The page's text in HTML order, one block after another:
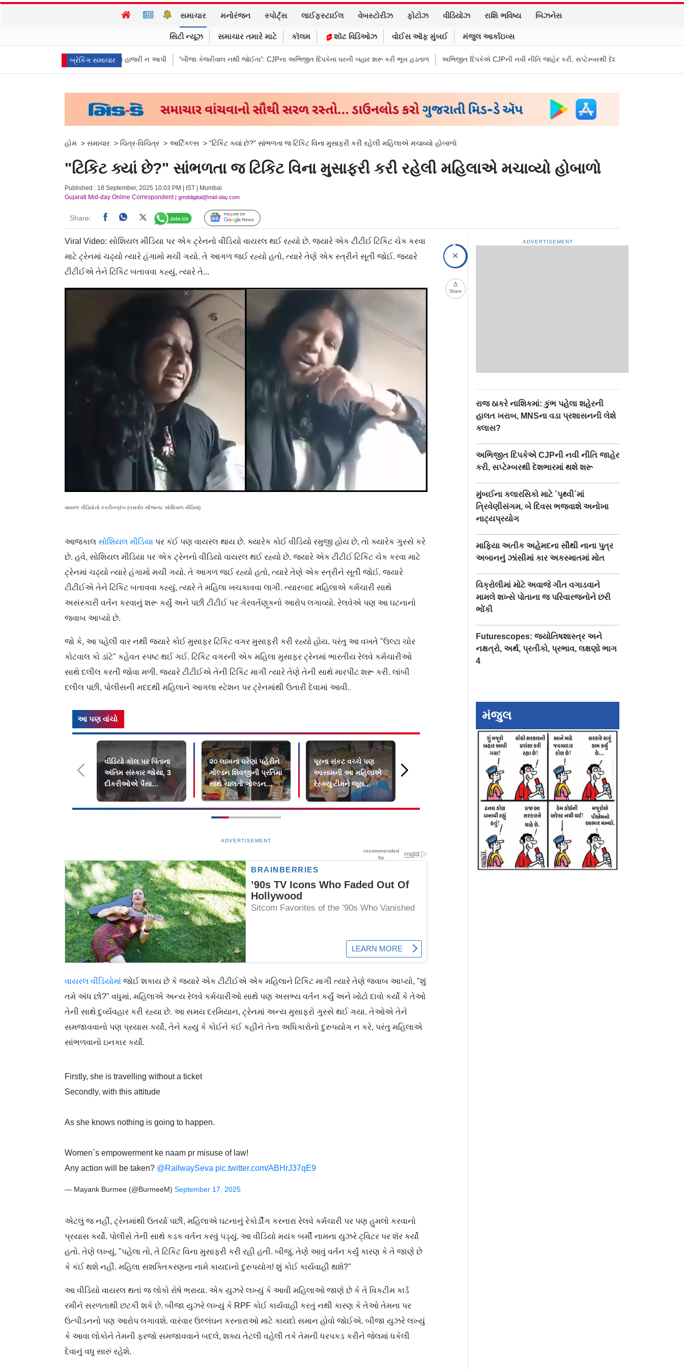
સમાચાર મનોરંજન સ્પોર્ટ્સ લાઈફસ્ટાઈલ વેબસ્ટોરીઝ ફોટોઝ વીડિયોઝ રાશિ ભવિષ્ય બિઝનેસ
સિટી ન્યૂઝ સમાચાર તમારે માટે કૉલમ શૉટ વિડિઓઝ વોઈસ ઑફ મુંબઈ મંજુલ આર્કાઇવ્સ
બ્રેકિંગ સમાચાર
પૈસા મોકલાવ્યા પણ હાજરી ન આપી “બીજા કેજરીવાલ નથી જોઈતા”: CJPના અભિજીત દિપકેના ઘરની બહાર શરૂ કરી ભૂખ હડતાળ અભિજીત દિપકેએ CJPની નવી નીતિ જાહેર કરી, સપ્ટેમ્બરથી દેશભારમાં થશે શરૂ
હોમ > સમાચાર > ચિત્ર-વિચિત્ર > આર્ટિકલ્સ > "ટિકિટ ક્યાં છે?" સાંભળતા જ ટિકિટ વિના મુસાફરી કરી રહેલી મહિલાએ મચાવ્યો હોબાળો
"ટિકિટ ક્યાં છે?" સાંભળતા જ ટિકિટ વિના મુસાફરી કરી રહેલી મહિલાએ મચાવ્યો હોબાળો
Published : 18 September, 2025 10:03 PM | IST | Mumbai
Gujarati Mid-day Online Correspondent| gmddigital@mid-day.com
Share: Follow Us
Viral Video: સોશિયલ મીડિયા પર એક ટ્રેનનો વીડિયો વાયરલ થઈ રહ્યો છે. જ્યારે એક ટીટીઈ ટિકિટ ચેક કરવા
માટે ટ્રેનમાં ચઢ્યો ત્યારે હંગામો મચી ગયો. તે આગળ જઈ રહ્યો હતો, ત્યારે તેણે એક સ્ત્રીને સૂતી જોઈ. જ્યારે
ટીટીઈએ તેને ટિકિટ બતાવવા કહ્યું, ત્યારે તે...
વાયરલ વીડિયોનો સ્ક્રીનગ્રૅબ (તસવીર સૌજન્ય: સોશિયલ મીડિયા)
આજકાલ સોશિયલ મીડિયા પર કંઈ પણ વાયરલ થાય છે. ક્યારેક કોઈ વીડિયો રમુજી હોય છે, તો ક્યારેક ગુસ્સે કરે
છે. હવે, સોશિયલ મીડિયા પર એક ટ્રેનનો વીડિયો વાયરલ થઈ રહ્યો છે. જ્યારે એક ટીટીઈ ટિકિટ ચેક કરવા માટે
ટ્રેનમાં ચઢ્યો ત્યારે હંગામો મચી ગયો. તે આગળ જઈ રહ્યો હતો, ત્યારે તેણે એક સ્ત્રીને સૂતી જોઈ. જ્યારે
ટીટીઈએ તેને ટિકિટ બતાવવા કહ્યું, ત્યારે તે મહિલા ખચકાવવા લાગી. ત્યારબાદ મહિલાએ કર્મચારી સાથે
અસંસ્કારી વર્તન કરવાનું શરૂ કર્યું અને પછી ટીટીઈ પર ગેરવર્તણૂકનો આરોપ લગાવ્યો. રેલવેએ પણ આ ઘટનાનો
જવાબ આપ્યો છે.
જો કે, આ પહેલી વાર નથી જ્યારે કોઈ મુસાફર ટિકિટ વગર મુસાફરી કરી રહ્યો હોય. પરંતુ આ વખતે "ઉલ્ટા ચોર
કોટવાલ કો ડાંટે" કહેવત સ્પષ્ટ થઈ ગઈ. ટિકિટ વગરની એક મહિલા મુસાફર ટ્રેનમાં ભારતીય રેલવે કર્મચારીઓ
સાથે દલીલ કરતી જોવા મળી. જ્યારે ટીટીઈએ તેની ટિકિટ માગી ત્યારે તેણે તેની સાથે મારપીટ શરૂ કરી. લાંબી
દલીલ પછી, પોલીસની મદદથી મહિલાને આગલા સ્ટેશન પર ટ્રેનમાંથી ઉતારી દેવામાં આવી.
આ પણ વાંચો
વીડિયો કૉલ પર પિતાના
અંતિમ સંસ્કાર જોયા, 3
દીકરીઓએ પૈસા
મોકલાવ્યા પણ હાજરી ન
આપી
૨૦ લાખનાં ઘરેણાં પહેરીને
ગોલ્ડન શિવજીની પ્રતિમા
સાથે ચાલતો ગોલ્ડન
કાવડિયો ફેમસ
પૂરના સંકટ વચ્ચે પણ
આસામની આ મહિલાએ
રેસ્ક્યુ ટીમને જૂસ
પીવડાવી
કોઈકે એવો ગૅસ છોડ્યો
કે બધા થિયેટરમાંથી ભાગી
આ યુવતીએ માથું કેમ
મૂંડાવી નાખ્યું?
ADVERTISEMENT
વાયરલ વીડિયોમાં જોઈ શકાય છે કે જ્યારે એક ટીટીઈએ એક મહિલાને ટિકિટ માગી ત્યારે તેણે જવાબ આપ્યો, "શું
તમે અંધ છો?" વધુમાં, મહિલાએ અન્ય રેલવે કર્મચારીઓ સાથે પણ અસભ્ય વર્તન કર્યું અને ખોટો દાવો કર્યો કે તેઓ
તેની સાથે દુર્વ્યવહાર કરી રહ્યા છે. આ સમય દરમિયાન, ટ્રેનમાં અન્ય મુસાફરો ગુસ્સે થઈ ગયા. તેઓએ તેને
સમજાવવાનો પણ પ્રયાસ કર્યો, તેને કહ્યું કે કોઈને કંઈ કહીને તેના અધિકારોનો દુરુપયોગ ન કરે, પરંતુ મહિલાએ
સાંભળવાનો ઇનકાર કર્યો.
Firstly, she is travelling without a ticket
Secondly, with this attitude
As she knows nothing is going to happen.
Women`s empowerment ke naam pr misuse of law!
Any action will be taken? @RailwaySeva pic.twitter.com/ABHrJ37qE9
— Mayank Burmee (@BurmeeM) September 17, 2025
એટલું જ નહીં, ટ્રેનમાંથી ઉતર્યા પછી, મહિલાએ ઘટનાનું રેકોર્ડીંગ કરનારા રેલવે કર્મચારી પર પણ હુમલો કરવાનો
પ્રયાસ કર્યો. પોલીસે તેની સાથે કડક વર્તન કરવું પડ્યું. આ વીડિયો મયંક બર્મી નામના યુઝરે ટ્વિટર પર શૅર કર્યો
હતો. તેણે લખ્યું, "પહેલા તો, તે ટિકિટ વિના મુસાફરી કરી રહી હતી. બીજું, તેણે આવું વર્તન કર્યું કારણ કે તે જાણે છે
કે કંઈ થશે નહીં. મહિલા સશક્તિકરણના નામે કાયદાનો દુરુપયોગ! શું કોઈ કાર્યવાહી થશે?"
આ વીડિયો વાયરલ થતાં જ લોકો રોષે ભરાયા. એક યુઝરે લખ્યું કે આવી મહિલાઓ જાણે છે કે તે વિકટીમ કાર્ડ
રમીને સરળતાથી છટકી શકે છે. બીજા યુઝરે લખ્યું કે RPF કોઈ કાર્યવાહી કરતું નથી કારણ કે તેઓ તેમના પર
ઉત્પીડનનો પણ આરોપ લગાવશે. વારંવાર ઉલ્લંઘન કરનારાઓ માટે કાયદો સમાન હોવો જોઈએ. બીજા યુઝરે લખ્યું
કે આવા લોકોને તેમની ફરજો સમજાવવાને બદલે, શક્ય તેટલી વહેલી તકે તેમની ધરપકડ કરીને જેલમાં ધકેલી
દેવાનું વધુ સારું રહેશે.
Share
ADVERTISEMENT
રાજ ઠાકરે નાશિકમાં: કુંભ પહેલા શહેરની
હાલત ખરાબ, MNSના વડા પ્રશાસનની લેશે
ક્લાસ?
અભિજીત દિપકેએ CJPની નવી નીતિ જાહેર
કરી, સપ્ટેમ્બરથી દેશભારમાં થશે શરૂ
મુંબઈના કલારસિકો માટે `પૃથ્વી`માં
ત્રિવેણીસંગમ, બે દિવસ ભજવાશે અનોખા
નાટ્યપ્રયોગ
માફિયા અતીક અહેમદના સૌથી નાના પુત્ર
અબાનનું ઝાંસીમાં કાર અકસ્માતમાં મોત
વિક્રોલીમાં મોટે અવાજે ગીત વગાડવાને
મામલે શખ્સે પોતાના જ પરિવારજનોને છરી
ભોંકી
Futurescopes: જ્યોતિષશાસ્ત્ર અને
નક્ષત્રો, અર્થ, પ્રતીકો, પ્રભાવ, લક્ષણો ભાગ
4
મંજુલ